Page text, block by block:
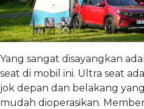
Yang sangat disayangkan
seat di mobil ini. Ultra seat
jok depan dan belakang
mudah dioperasikan.